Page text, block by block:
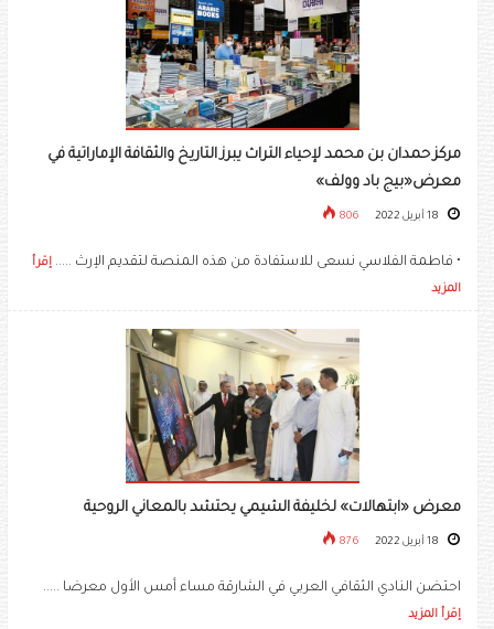
مركز حمدان بن محمد لإحياء التراث يبرز التاريخ والثقافة الإماراتية في
معرض«بيج باد وولف»
806
• فاطمة الفلاسي نسعى للاستفادة من هذه المنصة لتقديم الإرث ..... إقرأ
المزيد
معرض «ابتهالات» لخليفة الشيمي يحتشد بالمعاني الروحية
876
احتضن النادي الثقافي العربي في الشارقة مساء أمس الأول معرضا .....
إقرأ المزيد